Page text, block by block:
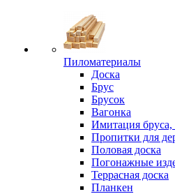
Пиломатериалы
Доска
Брус
Брусок
Вагонка
Имитация бруса,
Пропитки для
Половая доска
Погонажные
Террасная доска
Планкен